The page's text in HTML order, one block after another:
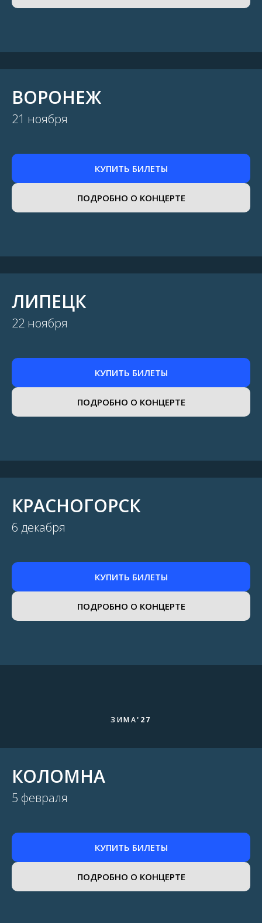
ВОРОНЕЖ
21 ноября
КУПИТЬ БИЛЕТЫ
ПОДРОБНО О КОНЦЕРТЕ
ЛИПЕЦК
22 ноября
КУПИТЬ БИЛЕТЫ
ПОДРОБНО О КОНЦЕРТЕ
КРАСНОГОРСК
6 декабря
КУПИТЬ БИЛЕТЫ
ПОДРОБНО О КОНЦЕРТЕ
ЗИМА'27
КОЛОМНА
5 февраля
КУПИТЬ БИЛЕТЫ
ПОДРОБНО О КОНЦЕРТЕ